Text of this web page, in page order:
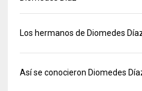
Los hermanos de Diomedes
Así se conocieron Diomedes